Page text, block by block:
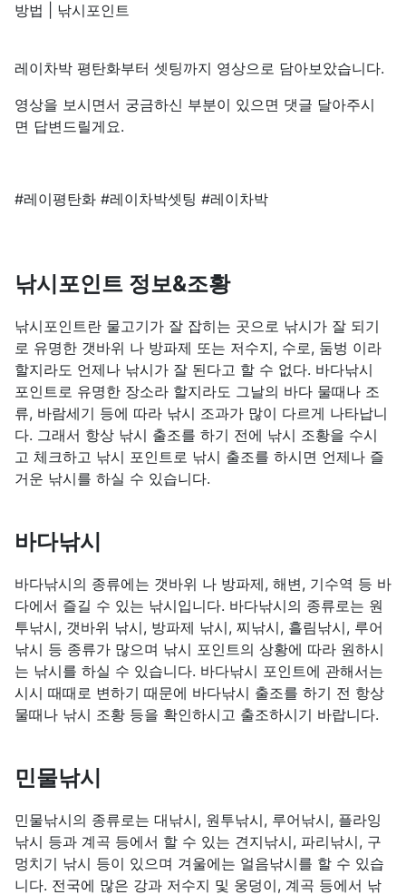
방법 | 낚시포인트
레이차박 평탄화부터 셋팅까지 영상으로 담아보았습니다.
영상을 보시면서 궁금하신 부분이 있으면 댓글 달아주시
면 답변드릴게요.
#레이평탄화 #레이차박셋팅 #레이차박
낚시포인트 정보&조황
낚시포인트란 물고기가 잘 잡히는 곳으로 낚시가 잘 되기
로 유명한 갯바위 나 방파제 또는 저수지, 수로, 둠벙 이라
할지라도 언제나 낚시가 잘 된다고 할 수 없다. 바다낚시
포인트로 유명한 장소라 할지라도 그날의 바다 물때나 조
류, 바람세기 등에 따라 낚시 조과가 많이 다르게 나타납니
다. 그래서 항상 낚시 출조를 하기 전에 낚시 조황을 수시
고 체크하고 낚시 포인트로 낚시 출조를 하시면 언제나 즐
거운 낚시를 하실 수 있습니다.
바다낚시
바다낚시의 종류에는 갯바위 나 방파제, 해변, 기수역 등 바
다에서 즐길 수 있는 낚시입니다. 바다낚시의 종류로는 원
투낚시, 갯바위 낚시, 방파제 낚시, 찌낚시, 흘림낚시, 루어
낚시 등 종류가 많으며 낚시 포인트의 상황에 따라 원하시
는 낚시를 하실 수 있습니다. 바다낚시 포인트에 관해서는
시시 때때로 변하기 때문에 바다낚시 출조를 하기 전 항상
물때나 낚시 조황 등을 확인하시고 출조하시기 바랍니다.
민물낚시
민물낚시의 종류로는 대낚시, 원투낚시, 루어낚시, 플라잉
낚시 등과 계곡 등에서 할 수 있는 견지낚시, 파리낚시, 구
멍치기 낚시 등이 있으며 겨울에는 얼음낚시를 할 수 있습
니다. 전국에 많은 강과 저수지 및 웅덩이, 계곡 등에서 낚